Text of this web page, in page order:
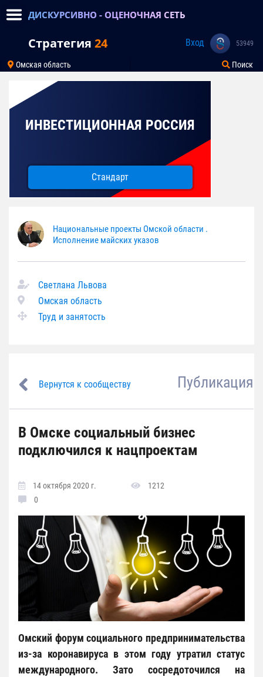
ДИСКУРСИВНО - ОЦЕНОЧНАЯ СЕТЬ
Стратегия 24 Вход 53949
Омская область Поиск
ИНВЕСТИЦИОННАЯ РОССИЯ
Стандарт
Национальные проекты Омской области .
Исполнение майских указов
Светлана Львова
Омская область
Труд и занятость
Вернутся к сообществу Публикация
В Омске социальный бизнес
подключился к нацпроектам
14 октября 2020 г.
1212
0
Омский форум социального предпринимательства
из-за коронавируса в этом году утратил статус
международного. Зато сосредоточился на